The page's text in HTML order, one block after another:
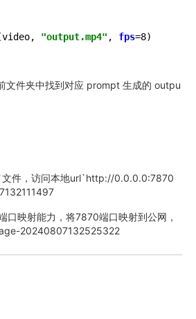
"output.mp4" , fps=8)
文件夹中找到对应 prompt 生成的 outpu
件，访问本地url`http://0.0.0.0:7870
口映射能力，将7870端口映射到公网，